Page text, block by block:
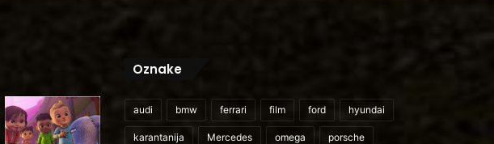
Oznake
audi bmw ferrari film ford hyundai
karantanija Mercedes omega porsche